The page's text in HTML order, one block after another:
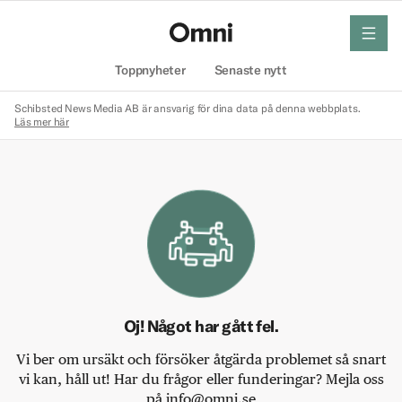
Toppnyheter Senaste nytt
meny
Schibsted News Media AB är ansvarig för dina data på denna webbplats.
Läs mer här
Oj! Något har gått fel.
Vi ber om ursäkt och försöker åtgärda problemet så snart
vi kan, håll ut! Har du frågor eller funderingar? Mejla oss